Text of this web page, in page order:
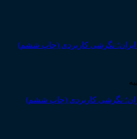
نگرشی کاربردی (چاپ ششم)